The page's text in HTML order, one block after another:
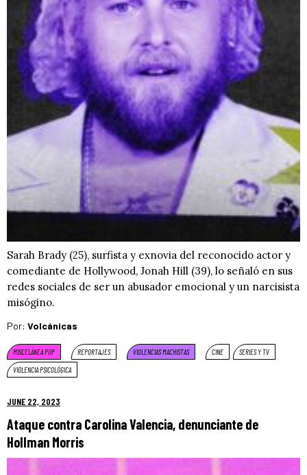
Sarah Brady (25), surfista y exnovia del reconocido actor y
comediante de Hollywood, Jonah Hill (39), lo señaló en sus
redes sociales de ser un abusador emocional y un narcisista
misógino.
Por: Volcánicas
MISCELÁNEA POP REPORTAJES VIOLENCIAS MACHISTAS CINE
SERIES Y TV
VIOLENCIA PSICOLÓGICA
JUNE 22, 2023
Ataque contra Carolina Valencia, denunciante de
Hollman Morris